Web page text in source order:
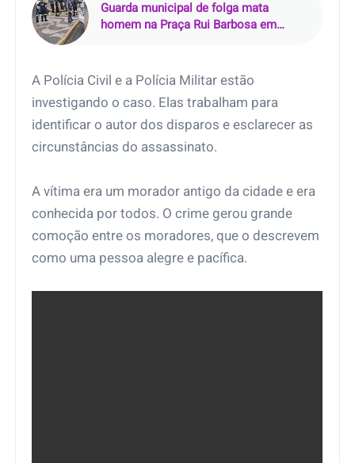
Guarda municipal de folga mata
homem na Praça Rui Barbosa em
A Polícia Civil e a Polícia Militar estão
investigando o caso. Elas trabalham para
identificar o autor dos disparos e esclarecer as
circunstâncias do assassinato.
A vítima era um morador antigo da cidade e era
conhecida por todos. O crime gerou grande
comoção entre os moradores, que o descrevem
como uma pessoa alegre e pacífica.